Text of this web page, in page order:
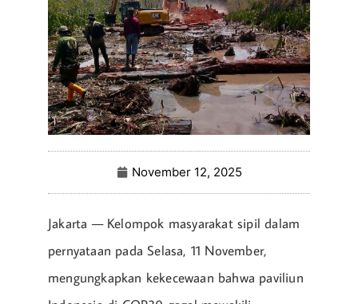
November 12, 2025
Jakarta — Kelompok masyarakat sipil dalam
pernyataan pada Selasa, 11 November,
mengungkapkan kekecewaan bahwa paviliun